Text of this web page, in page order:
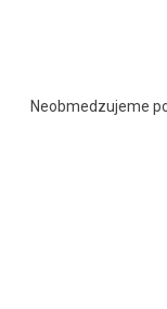
Neobmedzujeme